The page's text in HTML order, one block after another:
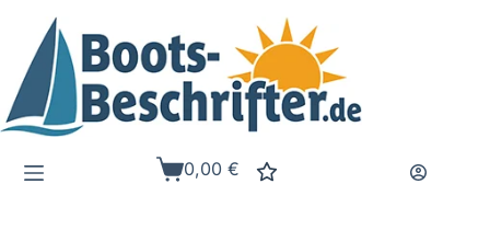
Inhalt
springen
Warenkorb
0,00€